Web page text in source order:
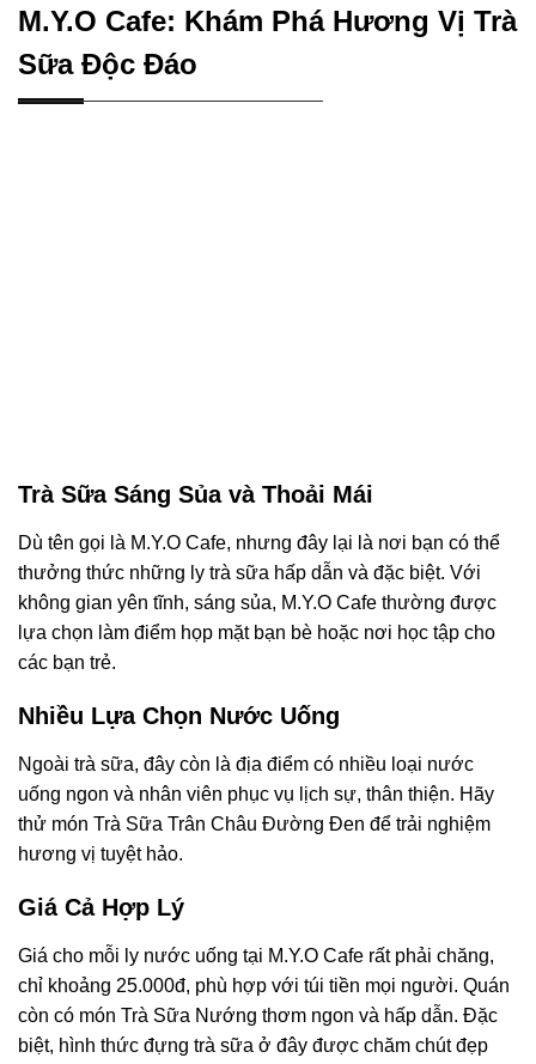
M.Y.O Cafe: Khám Phá Hương Vị Trà
Sữa Độc Đáo
Trà Sữa Sáng Sủa và Thoải Mái
Dù tên gọi là M.Y.O Cafe, nhưng đây lại là nơi bạn có thể
thưởng thức những ly trà sữa hấp dẫn và đặc biệt. Với
không gian yên tĩnh, sáng sủa, M.Y.O Cafe thường được
lựa chọn làm điểm họp mặt bạn bè hoặc nơi học tập cho
các bạn trẻ.
Nhiều Lựa Chọn Nước Uống
Ngoài trà sữa, đây còn là địa điểm có nhiều loại nước
uống ngon và nhân viên phục vụ lịch sự, thân thiện. Hãy
thử món Trà Sữa Trân Châu Đường Đen để trải nghiệm
hương vị tuyệt hảo.
Giá Cả Hợp Lý
Giá cho mỗi ly nước uống tại M.Y.O Cafe rất phải chăng,
chỉ khoảng 25.000đ, phù hợp với túi tiền mọi người. Quán
còn có món Trà Sữa Nướng thơm ngon và hấp dẫn. Đặc
biệt, hình thức đựng trà sữa ở đây được chăm chút đẹp